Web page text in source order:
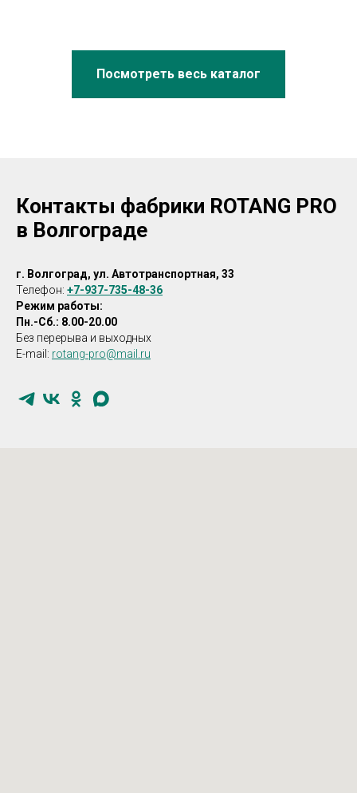
Посмотреть весь каталог
Контакты фабрики ROTANG PRO
в Волгограде
г. Волгоград, ул. Автотранспортная, 33
Телефон: +7-937-735-48-36
Режим работы:
Пн.-Сб.: 8.00-20.00
Без перерыва и выходных
E-mail: rotang-pro@mail.ru